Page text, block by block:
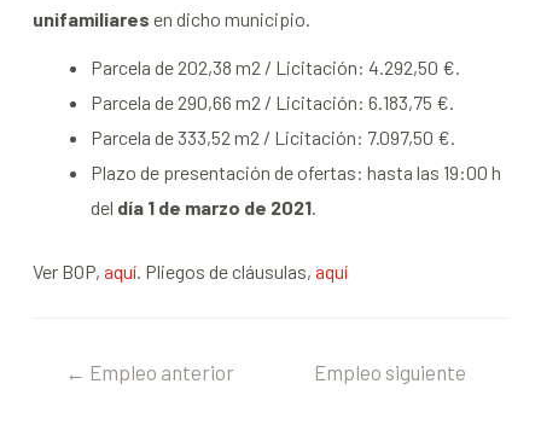
unifamiliares en dicho municipio.
Parcela de 202,38 m2 / Licitación: 4.292,50 €.
Parcela de 290,66 m2 / Licitación: 6.183,75 €.
Parcela de 333,52 m2 / Licitación: 7.097,50 €.
Plazo de presentación de ofertas: hasta las 19:00 h
del día 1 de marzo de 2021.
Ver BOP, aquí. Pliegos de cláusulas, aquí
← Empleo anterior
Empleo siguiente